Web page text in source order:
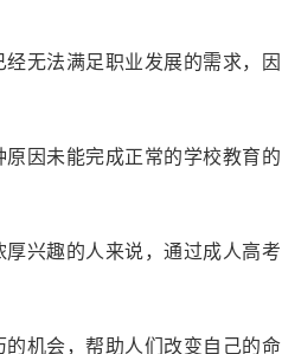
无法满足职业发展的需求，因
因未能完成正常的学校教育的
兴趣的人来说，通过成人高考
机会，帮助人们改变自己的命